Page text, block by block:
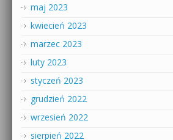
maj 2023
kwiecień 2023
marzec 2023
luty 2023
styczeń 2023
grudzień 2022
wrzesień 2022
sierpień 2022